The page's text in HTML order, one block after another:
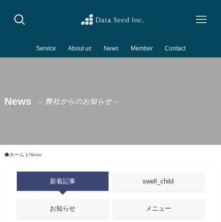
Service About us News Member Contact
News – 弊社からのお知らせ –
ホーム News
新着記事 swell_child
お知らせ メニュー